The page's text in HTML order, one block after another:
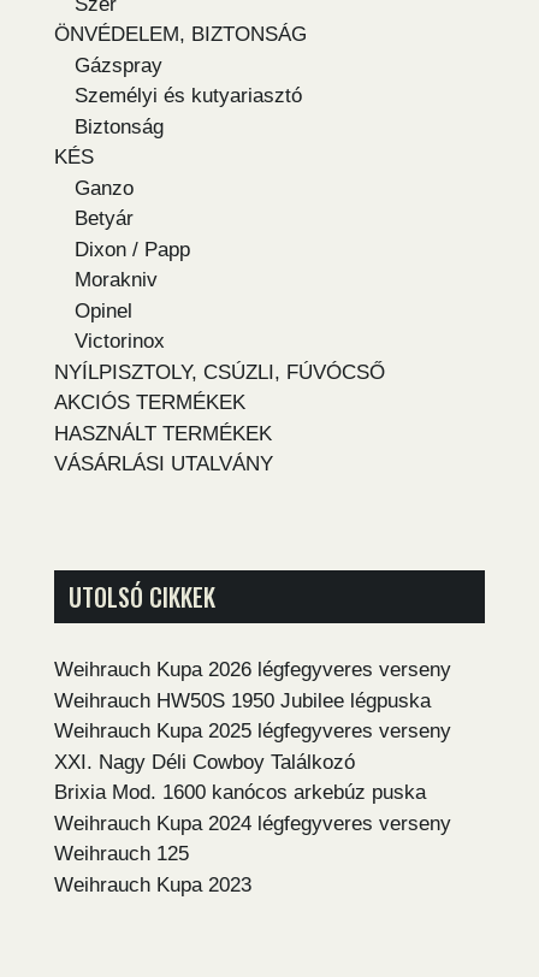
ÖNVÉDELEM, BIZTONSÁG
Gázspray
Személyi és kutyariasztó
Biztonság
KÉS
Ganzo
Betyár
Dixon / Papp
Morakniv
Opinel
Victorinox
NYÍLPISZTOLY, CSÚZLI, FÚVÓCSŐ
AKCIÓS TERMÉKEK
HASZNÁLT TERMÉKEK
VÁSÁRLÁSI UTALVÁNY
UTOLSÓ CIKKEK
Weihrauch Kupa 2026 légfegyveres verseny
Weihrauch HW50S 1950 Jubilee légpuska
Weihrauch Kupa 2025 légfegyveres verseny
XXI. Nagy Déli Cowboy Találkozó
Brixia Mod. 1600 kanócos arkebúz puska
Weihrauch Kupa 2024 légfegyveres verseny
Weihrauch 125
Weihrauch Kupa 2023